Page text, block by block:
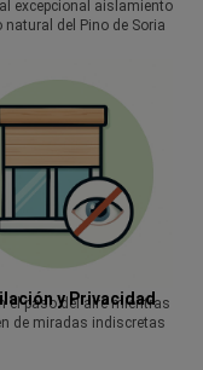
excepcional aislamiento
natural del Pino de Soria
y Privacidad
el paso del aire mientras
de miradas indiscretas